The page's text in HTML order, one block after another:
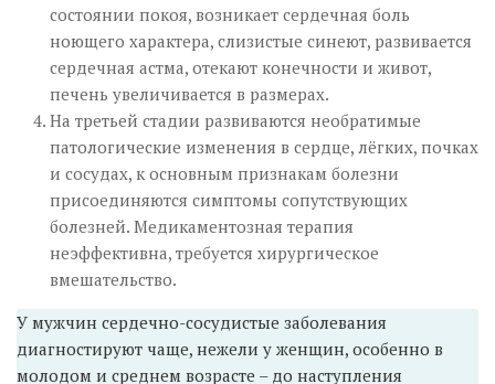
состоянии покоя, возникает сердечная боль
ноющего характера, слизистые синеют, развивается
сердечная астма, отекают конечности и живот,
печень увеличивается в размерах.
На третьей стадии развиваются необратимые
патологические изменения в сердце, лёгких, почках
и сосудах, к основным признакам болезни
присоединяются симптомы сопутствующих
болезней. Медикаментозная терапия
неэффективна, требуется хирургическое
вмешательство.
У мужчин сердечно-сосудистые заболевания
диагностируют чаще, нежели у женщин, особенно в
молодом и среднем возрасте – до наступления